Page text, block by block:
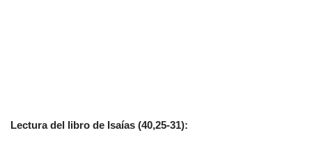
Lectura del libro de Isaías (40,25-31):